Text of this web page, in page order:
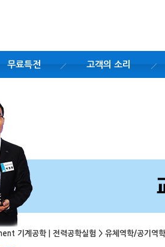
무료특전 고객의 소리
기계공학 | 전력공학실험 > 유체역학/공기역학